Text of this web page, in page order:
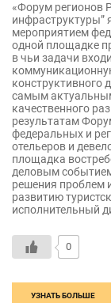
«Форум регионов
мероприятием
одной площадке
в чьи задачи
конструктивного
самым
качественного
результатам
федеральных и
отельеров и
площадка
деловым
решения проблем
развитию
исполнительный
0
УЗНАТЬ БОЛЬШЕ